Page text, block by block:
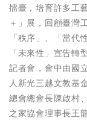
擂臺，培育許多工
＋」展，回顧臺灣
「秩序」、「當代
「未來性」宣告
記者會，會中由國
人新光三越文教基
總會總會長陳啟村
之家協會理事長王